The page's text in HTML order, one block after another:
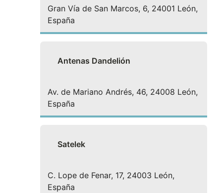
Gran Vía de San Marcos, 6, 24001 León,
España
Antenas Dandelión
Av. de Mariano Andrés, 46, 24008 León,
España
Satelek
C. Lope de Fenar, 17, 24003 León,
España